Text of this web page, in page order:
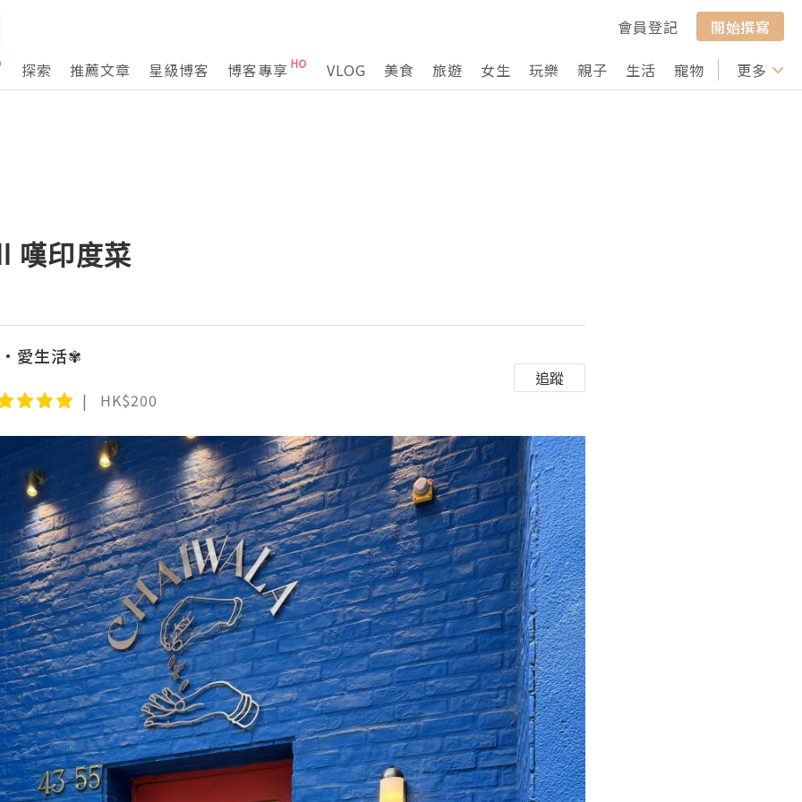
會員登記
開始撰寫
探索
推薦文章 星級博客 博客專享 VLOG 美食 旅遊 女生 玩樂 親子 生活 寵物 行山 打卡
更多
嘆印度菜
愛生活✾
HK$200
追蹤